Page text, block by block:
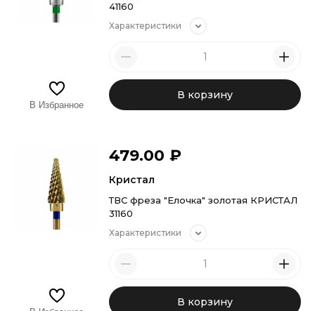
41160
Характеристики
В корзину
В Избранное
479.00 ₽
Кристал
ТВС фреза "Елочка" золотая КРИСТАЛ
31160
Характеристики
В корзину